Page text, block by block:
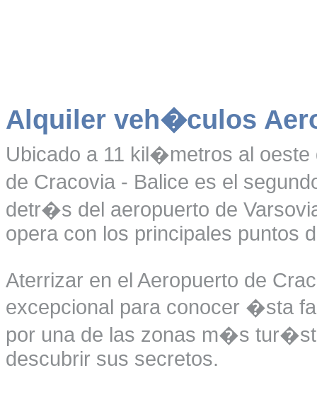
Alquiler veh�culos
Ubicado a 11 kil�metros al oeste
de Cracovia - Balice es el
detr�s del aeropuerto de
opera con los principales puntos
Aterrizar en el Aeropuerto de
excepcional para conocer �sta
por una de las zonas m�s
descubrir sus secretos.